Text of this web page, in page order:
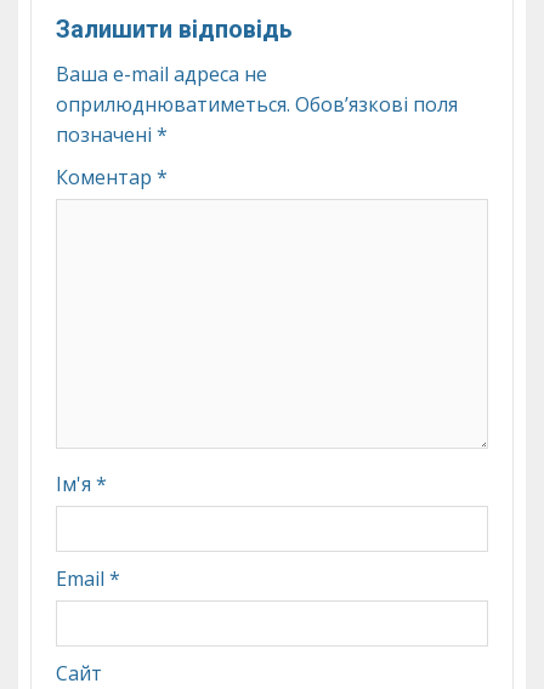
Залишити відповідь
Ваша e-mail адреса не
оприлюднюватиметься. Обов’язкові поля
позначені *
Коментар *
Ім'я *
Email *
Сайт